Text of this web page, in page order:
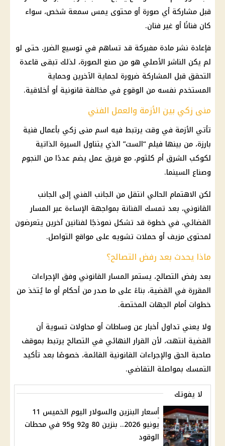
قبل مشاركة أي صورة أو محتوى يمس سمعة شخص، سواء
كان فنانًا أو غير فنان.
فإعادة نشر مادة مفبركة قد تساهم في توسيع الضرر، حتى لو
لم يكن الناشر الأصلي هو من صنع الصورة، لذلك تبقى قاعدة
التحقق قبل المشاركة ضرورة لحماية الآخرين وحماية
المستخدم نفسه من الوقوع في مخالفة قانونية أو أخلاقية.
منى زكي بين الأزمة والعمل الفني
تأتي الأزمة في وقت يرتبط فيه اسم منى زكي بأعمال فنية
بارزة، من بينها فيلم “الست” الذي يتناول السيرة الذاتية
لكوكب الشرق أم كلثوم، مع فريق عمل يضم عددًا من النجوم
وصناع السينما.
لكن الاهتمام الحالي انتقل من الجانب الفني إلى الجانب
القانوني، بعد تمسك الفنانة بمواجهة الإساءة عبر المسار
القضائي، في خطوة قد تشكل نموذجًا لفنانين آخرين يتعرضون
لمحتوى مزيف أو حملات تشويه على مواقع التواصل.
ماذا يحدث بعد رفض التصالح؟
بعد رفض التصالح، يستمر المسار القانوني وفق الإجراءات
المقررة في القضية، بناءً على ما صدر من أحكام أو ما يُتخذ من
خطوات أمام الجهات المختصة.
ولا يعني تداول أخبار عن وساطات أو محاولات تسوية أن
القضية انتهت، لأن القرار النهائي في التصالح يرتبط بموقف
صاحبة الحق والإجراءات القانونية القائمة، خصوصًا بعد تأكيد
التمسك بمواصلة التقاضي.
لا يفوتك
أسعار البنزين والسولار اليوم الخميس 11
يونيو 2026.. بنزين 80 و92 و95 في محطات
الوقود